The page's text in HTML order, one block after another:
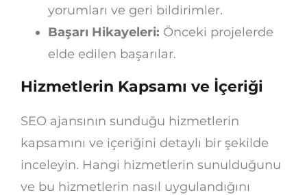
yorumları ve geri bildirimler.
Başarı Hikayeleri: Önceki projelerde
elde edilen başarılar.
Hizmetlerin Kapsamı ve İçeriği
SEO ajansının sunduğu hizmetlerin
kapsamını ve içeriğini detaylı bir şekilde
inceleyin. Hangi hizmetlerin sunulduğunu
ve bu hizmetlerin nasıl uygulandığını